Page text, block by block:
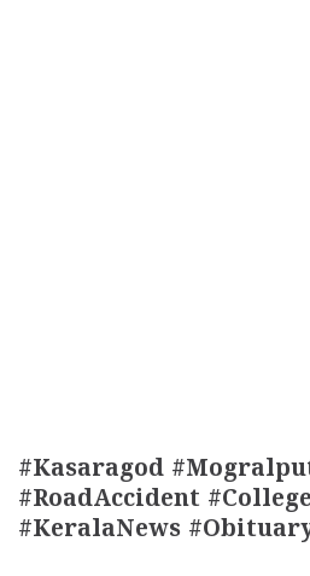
#Kasaragod
#RoadAccident
#KeralaNews